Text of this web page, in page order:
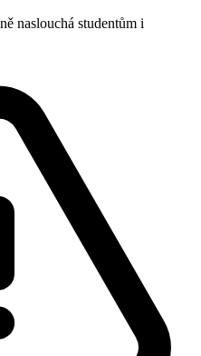
naslouchá studentům i